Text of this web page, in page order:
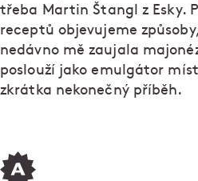
třeba Martin Štangl z Esky.
receptů objevujeme
nedávno mě zaujala
poslouží jako emulgátor
zkrátka nekonečný příběh.